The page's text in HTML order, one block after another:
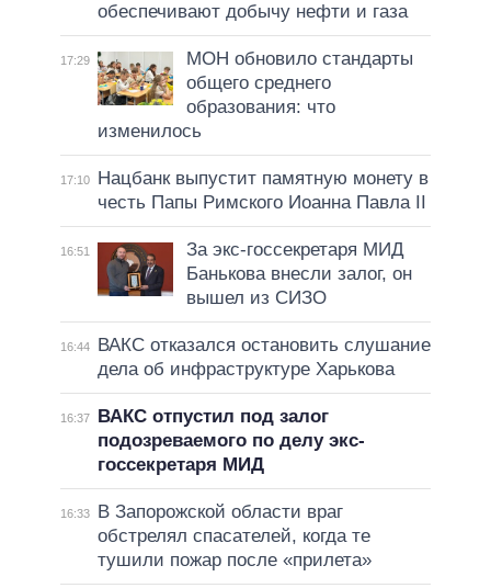
обеспечивают добычу нефти и газа
17:29
МОН обновило стандарты
общего среднего
образования: что
изменилось
17:10
Нацбанк выпустит памятную монету в
честь Папы Римского Иоанна Павла II
16:51
За экс-госсекретаря МИД
Банькова внесли залог, он
вышел из СИЗО
16:44
ВАКС отказался остановить слушание
дела об инфраструктуре Харькова
16:37
ВАКС отпустил под залог
подозреваемого по делу экс-
госсекретаря МИД
16:33
В Запорожской области враг
обстрелял спасателей, когда те
тушили пожар после «прилета»